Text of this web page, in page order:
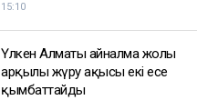
15:10
Үлкен Алматы айналма жолы
арқылы жүру ақысы екі есе
қымбаттайды